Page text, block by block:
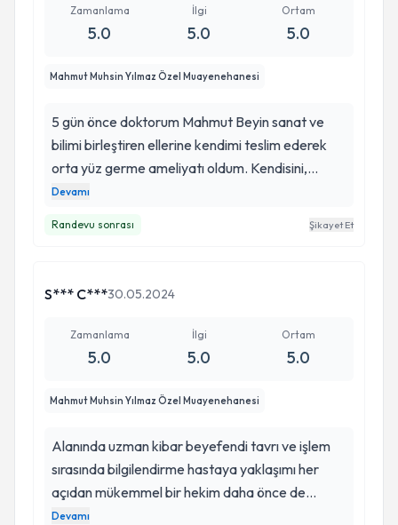
Zamanlama
5.0
İlgi
5.0
Ortam
5.0
Mahmut Muhsin Yılmaz Özel Muayenehanesi
5 gün önce doktorum Mahmut Beyin sanat ve
bilimi birleştiren ellerine kendimi teslim ederek
orta yüz germe ameliyatı oldum. Kendisini,
mesleğindeki titizliğini, insancıllığını nasıl
seferinde bıkıp usanmadan açıkladı, bilgi verdi.
Ameliyat öncesi, sırası ve sonrası hakkında her
güvenim zaten sonsuzdu ama bu güvenimde ne
ettim. Birbirinden farklı şehirlerde, birbirinden
farklı doktorlara, birbirinden farklı işlemler
yaptırmış biri olarak söylüyorum ki karşınıza
Mahmut Muhsin Yılmaz çıktıysa sanşlısınız
Devamı
Randevu sonrası Şikayet Et
S*** C***30.05.2024
Zamanlama
5.0
İlgi
5.0
Ortam
5.0
Mahmut Muhsin Yılmaz Özel Muayenehanesi
Alanında uzman kibar beyefendi tavrı ve işlem
sırasında bilgilendirme hastaya yaklaşımı her
açıdan mükemmel bir hekim daha önce de
başvurduğum yaptırdığım her işlemden kesinlikle
Devamı